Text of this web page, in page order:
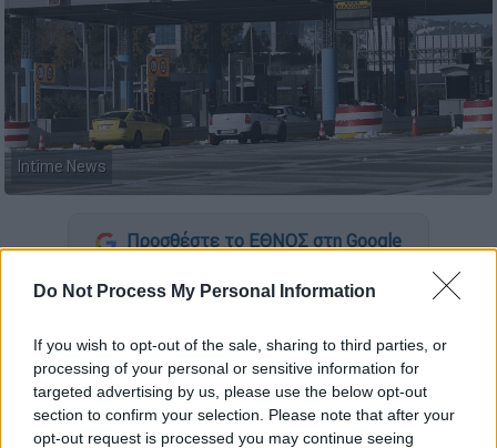
Do Not Process My Personal Information
If you wish to opt-out of the sale, sharing to third parties, or
processing of your personal or sensitive information for
targeted advertising by us, please use the below opt-out
section to confirm your selection. Please note that after your
opt-out request is processed you may continue seeing
Intime News
Προσθέστε το ΕΘΝΟΣ στη Google
Τραγωδίαστην άσφαλτο σημειώθηκε στην
σύμφωνα με πληροφορίες, ο οδηγός της
μοτοσικλέταςο οποίος ενεπλάκη σε
τροχαίομεαυτοκίνητοείναινεκρός.